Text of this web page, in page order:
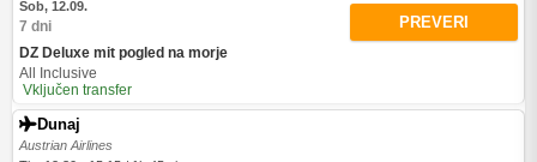
Sob, 12.09.
7 dni
DZ Deluxe mit pogled na morje
All Inclusive
Vključen transfer
PREVERI
Dunaj
Austrian Airlines